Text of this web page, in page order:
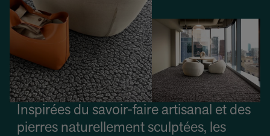
Inspirées du savoir-faire artisanal et des
pierres naturellement sculptées, les